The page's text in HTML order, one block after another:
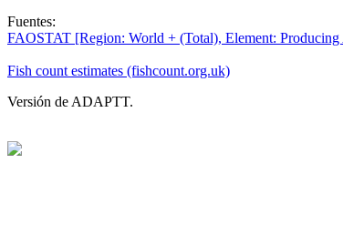
Fuentes:
FAOSTAT [Region: World + (Total), Element:
Fish count estimates (fishcount.org.uk)
Versión de ADAPTT.